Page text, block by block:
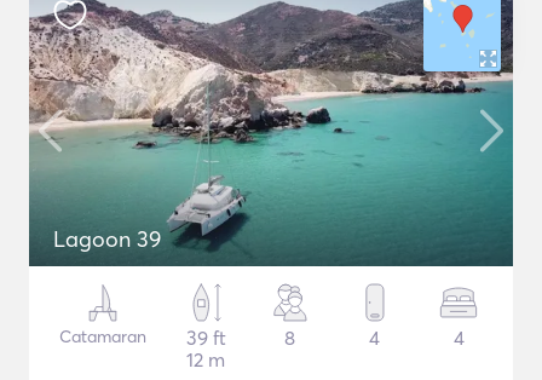
Lagoon 39
Catamaran
39 ft
12 m
8 4 4